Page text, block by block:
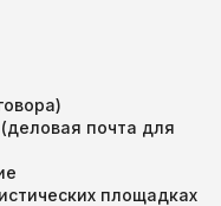
почта для
площадках